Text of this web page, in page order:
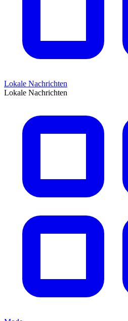
Lokale Nachrichten
Lokale Nachrichten